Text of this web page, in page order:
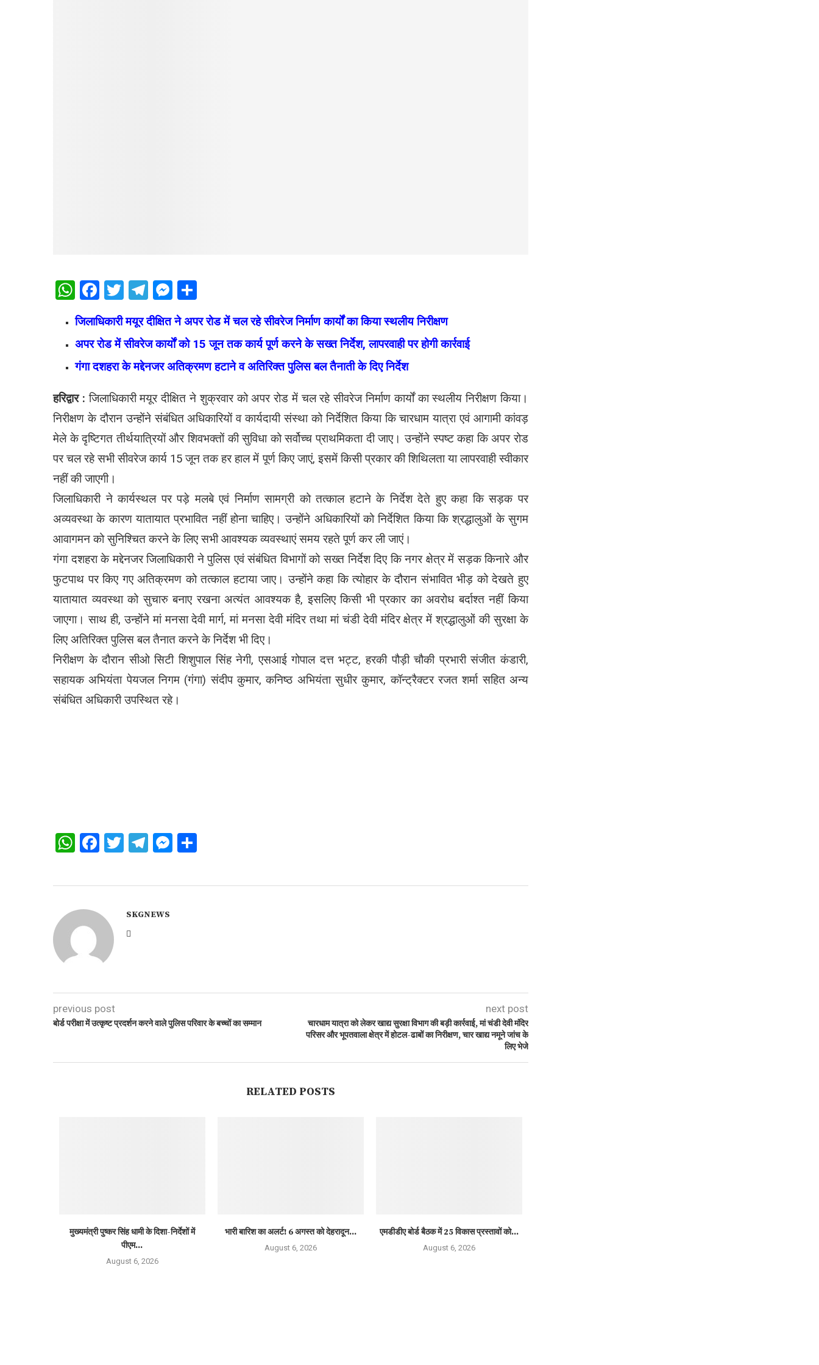
WhatsApp
Facebook
Twitter
Telegram
Messenger
जिलाधिकारी मयूर दीक्षित ने अपर रोड में चल रहे सीवरेज निर्माण कार्यों का किया स्थलीय निरीक्षण
अपर रोड में सीवरेज कार्याें को 15 जून तक कार्य पूर्ण करने के सख्त निर्देश, लापरवाही पर होगी कार्रवाई
गंगा दशहरा के मद्देनजर अतिक्रमण हटाने व अतिरिक्त पुलिस बल तैनाती के दिए निर्देश
हरिद्वार : जिलाधिकारी मयूर दीक्षित ने शुक्रवार को अपर रोड में चल रहे सीवरेज निर्माण कार्यों का स्थलीय निरीक्षण किया।
निरीक्षण के दौरान उन्होंने संबंधित अधिकारियों व कार्यदायी संस्था को निर्देशित किया कि चारधाम यात्रा एवं आगामी कांवड़
मेले के दृष्टिगत तीर्थयात्रियों और शिवभक्तों की सुविधा को सर्वोच्च प्राथमिकता दी जाए। उन्होंने स्पष्ट कहा कि अपर रोड
पर चल रहे सभी सीवरेज कार्य 15 जून तक हर हाल में पूर्ण किए जाएं, इसमें किसी प्रकार की शिथिलता या लापरवाही स्वीकार
नहीं की जाएगी।
जिलाधिकारी ने कार्यस्थल पर पड़े मलबे एवं निर्माण सामग्री को तत्काल हटाने के निर्देश देते हुए कहा कि सड़क पर
अव्यवस्था के कारण यातायात प्रभावित नहीं होना चाहिए। उन्होंने अधिकारियों को निर्देशित किया कि श्रद्धालुओं के सुगम
आवागमन को सुनिश्चित करने के लिए सभी आवश्यक व्यवस्थाएं समय रहते पूर्ण कर ली जाएं।
गंगा दशहरा के मद्देनजर जिलाधिकारी ने पुलिस एवं संबंधित विभागों को सख्त निर्देश दिए कि नगर क्षेत्र में सड़क किनारे और
फुटपाथ पर किए गए अतिक्रमण को तत्काल हटाया जाए। उन्होंने कहा कि त्योहार के दौरान संभावित भीड़ को देखते हुए
यातायात व्यवस्था को सुचारु बनाए रखना अत्यंत आवश्यक है, इसलिए किसी भी प्रकार का अवरोध बर्दाश्त नहीं किया
जाएगा। साथ ही, उन्होंने मां मनसा देवी मार्ग, मां मनसा देवी मंदिर तथा मां चंडी देवी मंदिर क्षेत्र में श्रद्धालुओं की सुरक्षा के
लिए अतिरिक्त पुलिस बल तैनात करने के निर्देश भी दिए।
निरीक्षण के दौरान सीओ सिटी शिशुपाल सिंह नेगी, एसआई गोपाल दत्त भट्ट, हरकी पौड़ी चौकी प्रभारी संजीत कंडारी,
सहायक अभियंता पेयजल निगम (गंगा) संदीप कुमार, कनिष्ठ अभियंता सुधीर कुमार, कॉन्ट्रैक्टर रजत शर्मा सहित अन्य
संबंधित अधिकारी उपस्थित रहे।
WhatsApp
Facebook
Twitter
Telegram
Messenger
SKGNEWS
previous post
बोर्ड परीक्षा में उत्कृष्ट प्रदर्शन करने वाले पुलिस परिवार के बच्चों का सम्मान
next post
चारधाम यात्रा को लेकर खाद्य सुरक्षा विभाग की बड़ी कार्रवाई, मां चंडी देवी मंदिर
परिसर और भूपतवाला क्षेत्र में होटल-ढाबों का निरीक्षण, चार खाद्य नमूने जांच के
लिए भेजे
RELATED POSTS
मुख्यमंत्री पुष्कर सिंह धामी के दिशा-निर्देशों में
पीएम...
August 6, 2026
भारी बारिश का अलर्ट! 6 अगस्त को देहरादून...
August 6, 2026
एमडीडीए बोर्ड बैठक में 25 विकास प्रस्तावों को...
August 6, 2026